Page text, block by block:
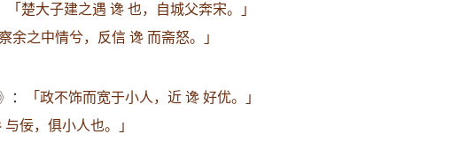
「楚大子建之遇 谗 也，自城父奔宋。」
察余之中情兮，反信 谗 而斋怒。」
：
「政不饰而宽于小人，近 谗 好优。」
与佞，俱小人也。」